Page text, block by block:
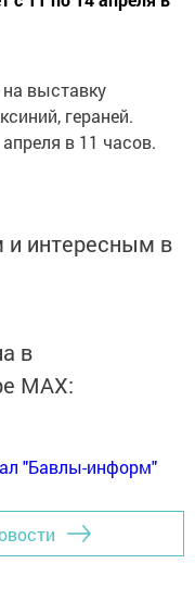
выставку
гераней.
в 11 часов.
интересным в
в
MАХ:
"Бавлы-информ"